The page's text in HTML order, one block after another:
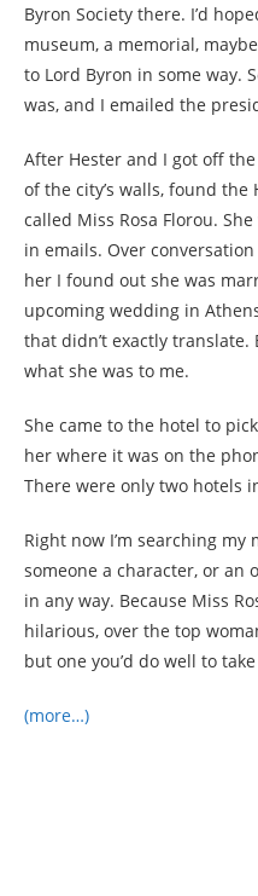
Byron Society there. I’d
museum, a memorial,
to Lord Byron in some way.
was, and I emailed the
After Hester and I got off
of the city’s walls, found
called Miss Rosa Florou. She
in emails. Over
her I found out she was
upcoming wedding in
that didn’t exactly translate.
what she was to me.
She came to the hotel to
her where it was on the
There were only two hotels
Right now I’m searching
someone a character, or
in any way. Because Miss
hilarious, over the top
but one you’d do well to
(more…)